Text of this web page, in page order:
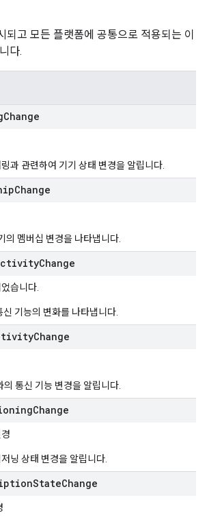
되고 모든 플랫폼에 공통으로 적용되는 이
다.
Change
과 관련하여 기기 상태 변경을 알립니다.
Change
의 멤버십 변경을 나타냅니다.
Change
습니다.
기능의 변화를 나타냅니다.
Change
통신 기능 변경을 알립니다.
Change
닝 상태 변경을 알립니다.
StateChange